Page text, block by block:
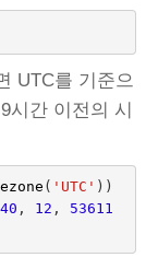
UTC를 기준으
시간 이전의 시
( 'UTC' ))
40 , 12 ,
53611